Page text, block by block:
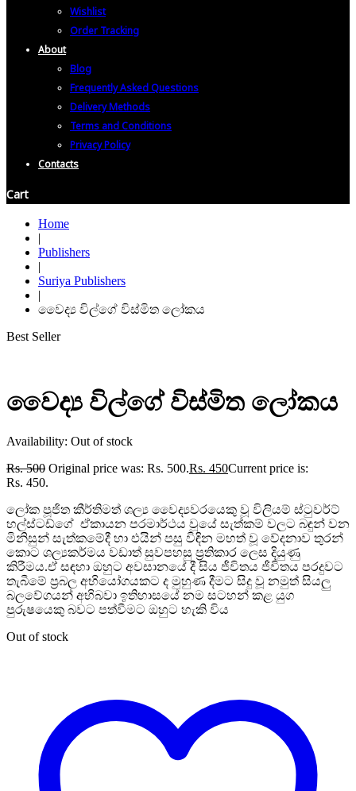
Wishlist
Order Tracking
About
Blog
Frequently Asked Questions
Delivery Methods
Terms and Conditions
Privacy Policy
Contacts
Cart
Home
|
Publishers
|
Suriya Publishers
|
වෛද්‍ය විල්ගේ විස්මිත ලෝකය
Best Seller
වෛද්‍ය විල්ගේ විස්මිත ලෝකය
Availability: Out of stock
Rs.500 Original price was: Rs. 500.Rs. 450Current price is:
Rs. 450.
ලෝක පූජිත කීර්තිමත් ශල්‍ය වෛද්‍යවරයෙකු වූ විලියම් ස්ටුවර්ට්
හල්ස්ටඩ්ගේ ඒකායන පරමාර්ථය වූයේ සැත්කම් වලට බඳුන් වන
මිනිසුන් සැත්කමේදී හා එයින් පසු විඳින මහත් වූ වේදනාව තුරන්
කොට ශල්‍යකර්මය වඩාත් සුවපහසු ප්‍රතිකාර ලෙස දියුණු
කිරීමය.ඒ සඳහා ඔහුට අවසානයේ දී සිය ජීවිතය ජීවිතය පරදුවට
තැබීමේ ප්‍රබල අභියෝගයකට ද මුහුණ දීමට සිදු වූ නමුත් සියලු
බලවේගයන් අභිබවා ඉතිහාසයේ නම සටහන් කළ යුග
පුරුෂයෙකු බවට පත්වීමට ඔහුට හැකි විය
Out of stock